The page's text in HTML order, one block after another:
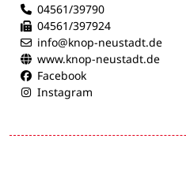
04561/39790
04561/397924
info@knop-neustadt.de
www.knop-neustadt.de
Facebook
Instagram